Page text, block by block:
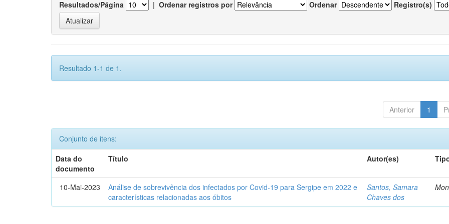
Resultados/Página | Ordenar registros por Ordenar Registro(s)
Resultado 1-1 de 1.
Anterior 1
Conjunto de itens:
Data do
documento
Título Autor(es)
10-Mai-2023
Análise de sobrevivência dos infectados por Covid-19 para Sergipe em 2022 e
características relacionadas aos óbitos
Santos, Samara
Chaves dos